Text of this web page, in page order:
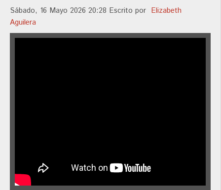
Sábado, 16 Mayo 2026 20:28 Escrito por Elizabeth
Aguilera